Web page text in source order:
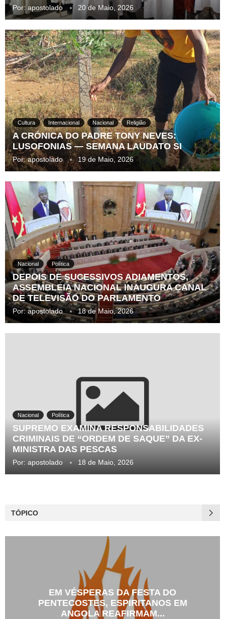
Por: apostolado 20 de Maio, 2026
Cultura Internacional Nacional Religião
A CRÓNICA DO PADRE TONY NEVES:
LUSOFONIAS — SEMANA LAUDATO SI
Por:apostolado 19 de Maio, 2026
Nacional Política
DEPOIS DE SUCESSIVOS ADIAMENTOS,
ASSEMBLEIA NACIONAL INAUGURA CANAL
DE TELEVISÃO DO PARLAMENTO
Por:apostolado 18 de Maio, 2026
Nacional Política
SUPREMO EXAMINA RESPONSABILIDADES
CRIMINAIS DE “ORDEM DE SAQUE” DA EX-
MINISTRA DAS PESCAS
Por: apostolado 18 de Maio, 2026
TÓPICO
EM VÉSPERAS DA FESTA DO
PENTECOSTES, ESPIRITANOS EM
ANGOLA REAFIRMAM...